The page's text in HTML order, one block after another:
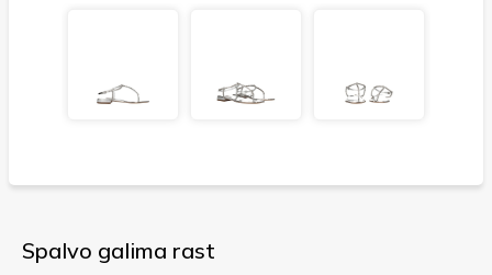
Spalvo galima rast